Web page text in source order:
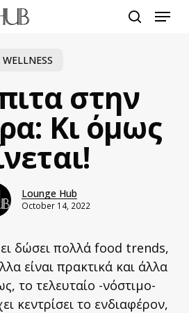
Menu
WELLNESS
στην
Κι όμως
Lounge Hub
October 14, 2022
δώσει πολλά food trends,
είναι πρακτικά και άλλα
το τελευταίο -νόστιμο-
κεντρίσει το ενδιαφέρον,